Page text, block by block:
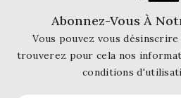
Abonnez-Vous À
Vous pouvez vous
trouverez pour cela nos
conditions